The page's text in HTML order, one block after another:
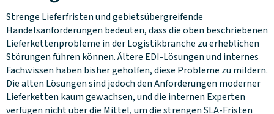
Strenge Lieferfristen und gebietsübergreifende
Handelsanforderungen bedeuten, dass die oben beschriebenen
Lieferkettenprobleme in der Logistikbranche zu erheblichen
Störungen führen können. Ältere EDI-Lösungen und internes
Fachwissen haben bisher geholfen, diese Probleme zu mildern.
Die alten Lösungen sind jedoch den Anforderungen moderner
Lieferketten kaum gewachsen, und die internen Experten
verfügen nicht über die Mittel, um die strengen SLA-Fristen